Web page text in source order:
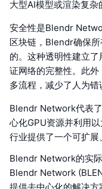
大型AI模型或渲染复杂
安全性是Blendr
区块链，Blendr确保
的。这种透明性建立
证网络的完整性。此
多流程，减少了人为错
Blendr Network代表
心化GPU资源并利用
行业提供了一个可扩展
Blendr Network的实
Blendr Network
提供去中心化的解决